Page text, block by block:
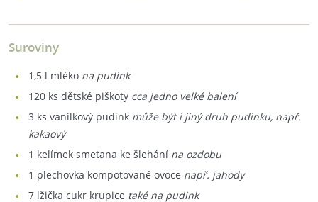
Suroviny
1,5 l mléko na pudink
120 ks dětské piškoty cca jedno velké balení
3 ks vanilkový pudink může být i jiný druh pudinku, např.
kakaový
1 kelímek smetana ke šlehání na ozdobu
1 plechovka kompotované ovoce např. jahody
7 lžička cukr krupice také na pudink